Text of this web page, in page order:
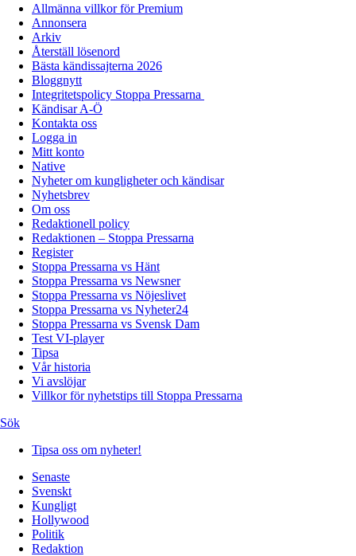
Allmänna villkor för Premium
Annonsera
Arkiv
Återställ lösenord
Bästa kändissajterna 2026
Bloggnytt
Integritetspolicy Stoppa Pressarna
Kändisar A-Ö
Kontakta oss
Logga in
Mitt konto
Native
Nyheter om kungligheter och kändisar
Nyhetsbrev
Om oss
Redaktionell policy
Redaktionen – Stoppa Pressarna
Register
Stoppa Pressarna vs Hänt
Stoppa Pressarna vs Newsner
Stoppa Pressarna vs Nöjeslivet
Stoppa Pressarna vs Nyheter24
Stoppa Pressarna vs Svensk Dam
Test VI-player
Tipsa
Vår historia
Vi avslöjar
Villkor för nyhetstips till Stoppa Pressarna
Sök
Tipsa oss om nyheter!
Senaste
Svenskt
Kungligt
Hollywood
Politik
Redaktion